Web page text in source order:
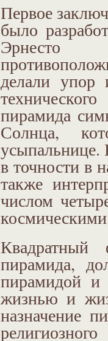
Первое
было
Эрнесто
делали упор
пирамида
Солнца,
в точности в
также
числом
Квадратный
пирамида,
пирамидой
жизнью и
назначение